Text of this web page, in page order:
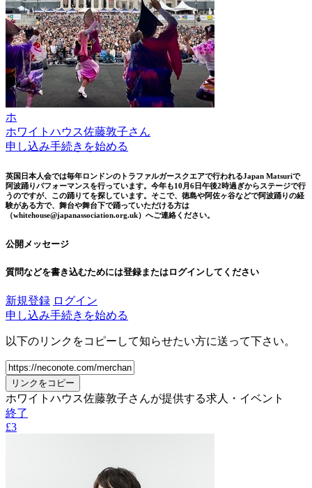
ホ
ホワイトハウス佐藤敦子さん
申し込み手続きを始める
英国日本人会では毎年ロンドンのトラファルガースクエアで行われるJapan Matsuriで
阿波踊りパフォーマンスを行っています。今年も10月6日午後2時過ぎからステージで行
うのですが、この踊りてを探しています。そこで、徳島や阿佐ヶ谷などで阿波踊りの経
験がある方で、舞台や舞台下で踊っていただける方は
（whitehouse@japanassociation.org.uk）へご連絡ください。
公開メッセージ
質問などを書き込むためには登録またはログインしてください
新規登録 ログイン
申し込み手続きを始める
以下のリンクをコピーして知らせたい方に送って下さい。
リンクをコピー
ホワイトハウス佐藤敦子さんが提供する求人・イベント
終了
£3